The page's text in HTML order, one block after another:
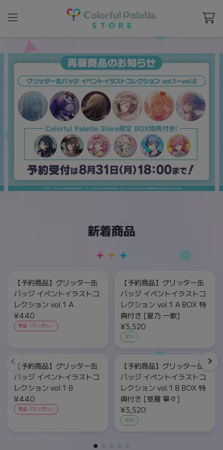
新着商品
【予約商品】グリッター缶
バッジ イベントイラストコ
レクション vol.1 A
¥440
単品（ランダム）
【予約商品】グリッター缶
バッジ イベントイラストコ
レクション vol.1 A BOX 特
典付き [星乃 一歌]
¥3,520
BOX
【予約商品】グリッター缶
バッジ イベントイラストコ
レクション vol.1 B
¥440
単品（ランダム）
【予約商品】グリッター缶
バッジ イベントイラストコ
レクション vol.1 B BOX 特
典付き [草薙 寧々]
¥3,520
BOX